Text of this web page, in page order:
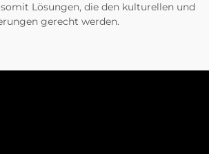
Lösungen, die den kulturellen und
gerecht werden.